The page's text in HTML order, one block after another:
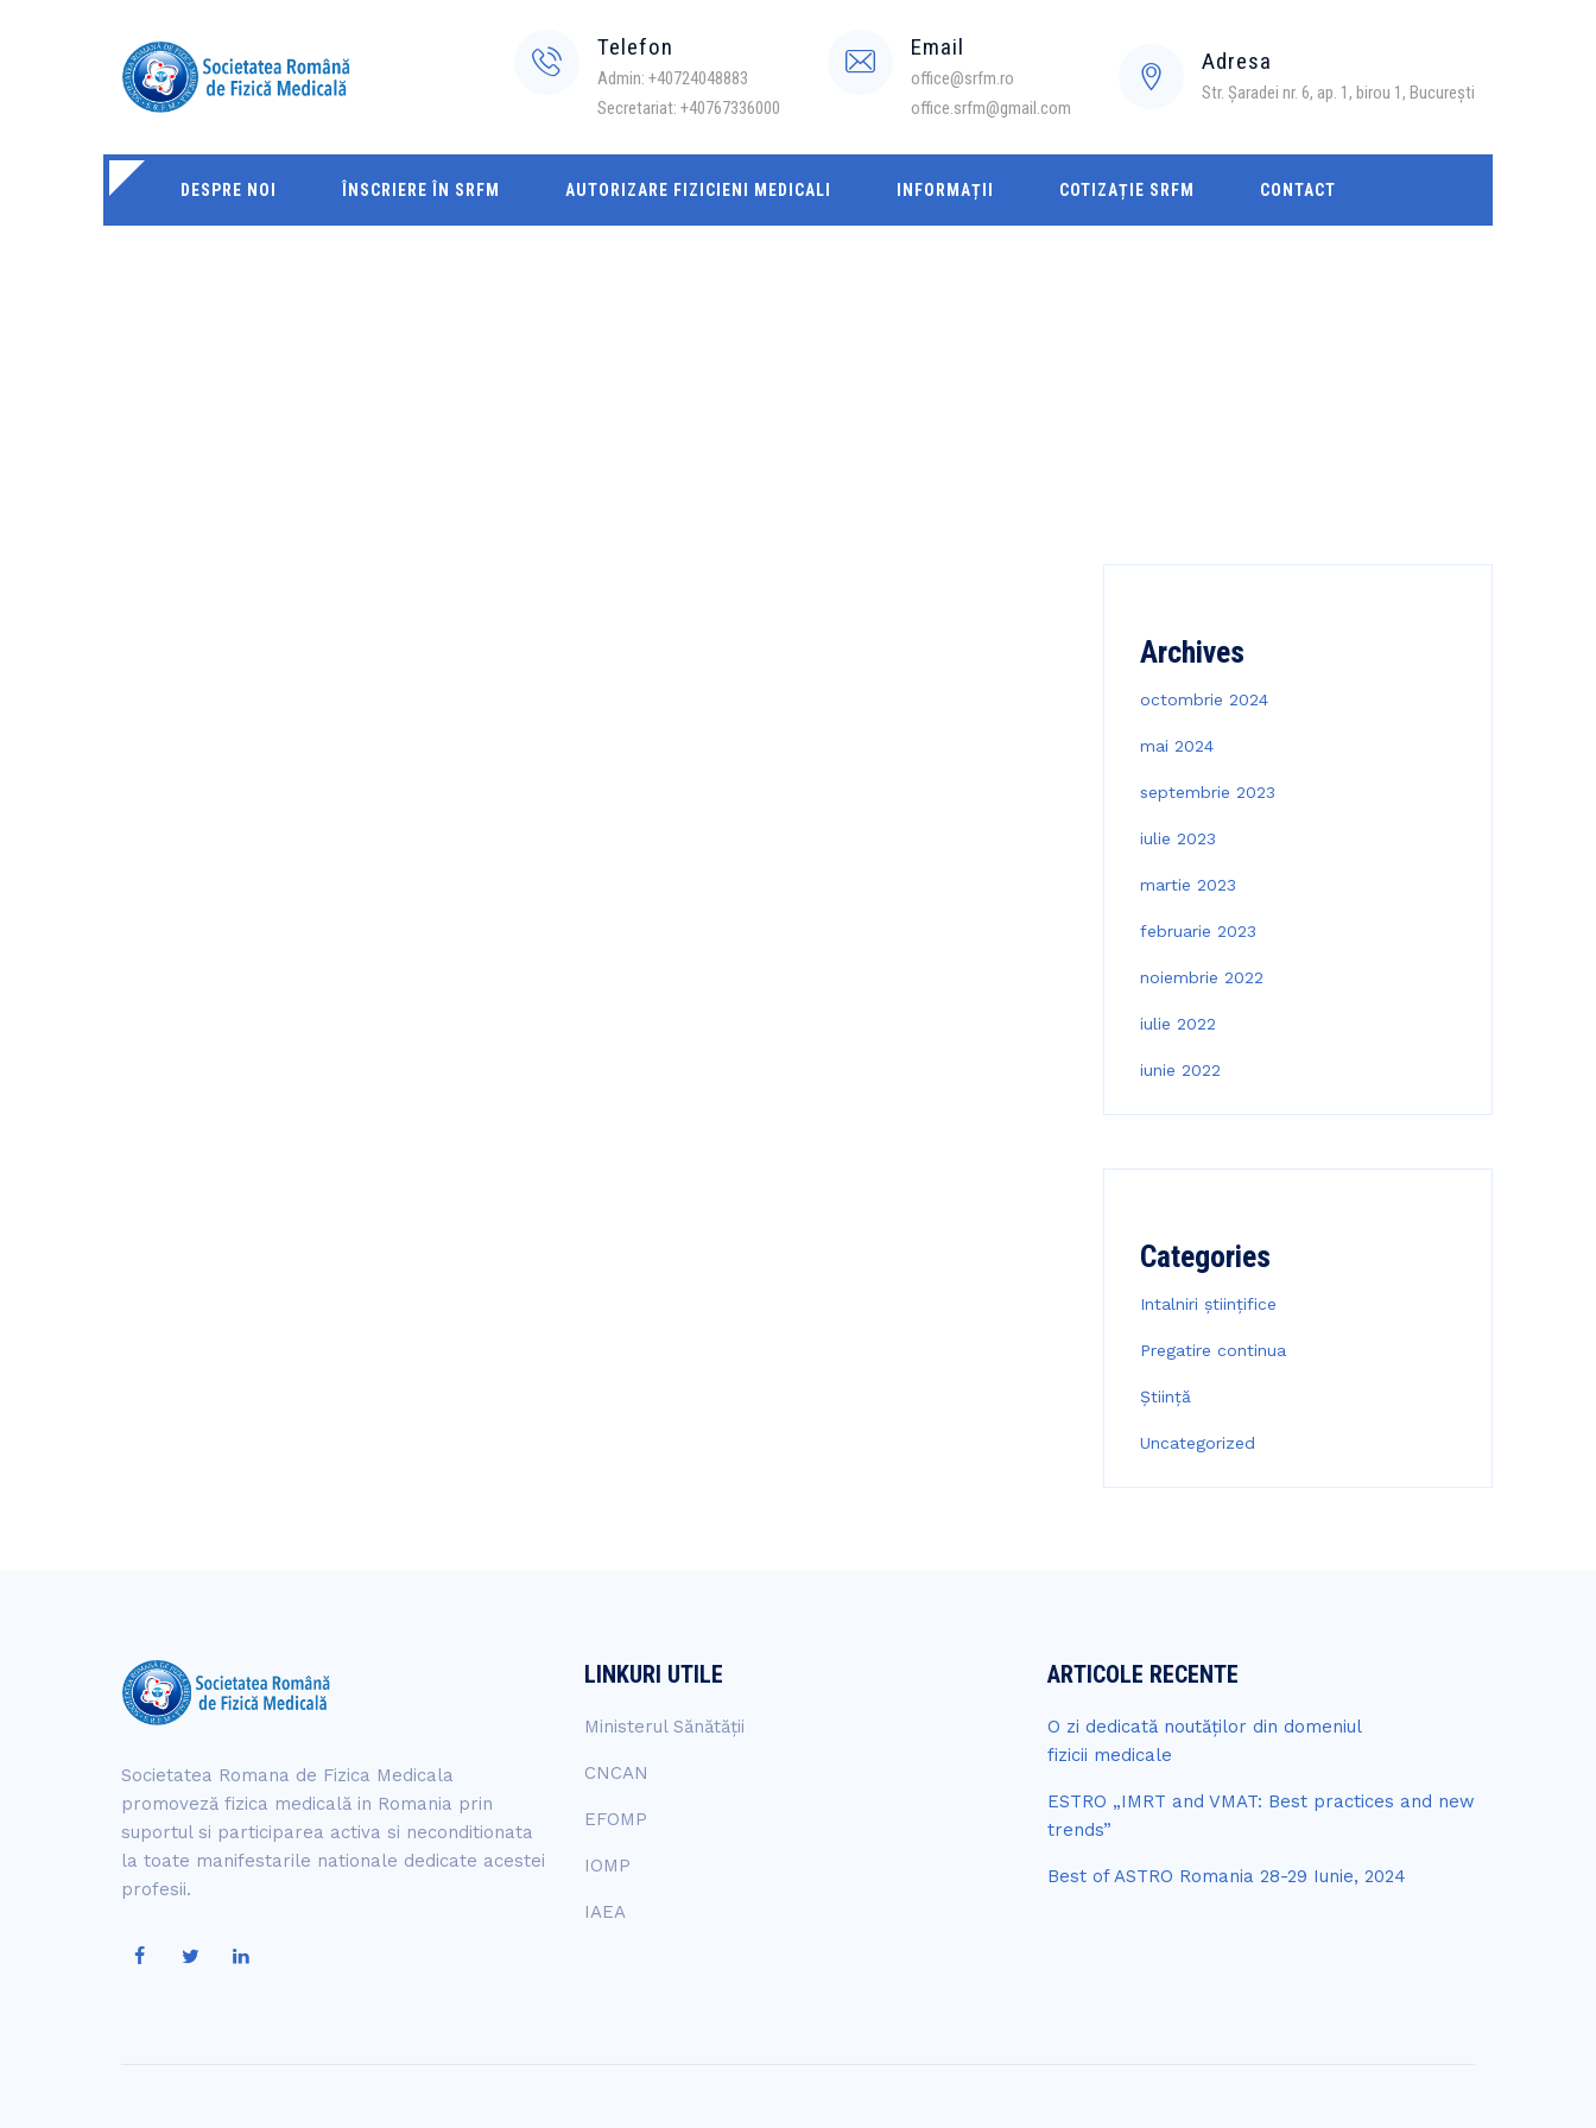
Telefon
Admin: +40724048883
Secretariat: +40767336000
Email
office@srfm.ro
office.srfm@gmail.com
Adresa
Str. Șaradei nr. 6, ap. 1, birou 1, București
DESPRE NOI ÎNSCRIERE ÎN SRFM AUTORIZARE FIZICIENI MEDICALI INFORMAȚII COTIZAȚIE SRFM CONTACT
Archives
octombrie 2024
mai 2024
septembrie 2023
iulie 2023
martie 2023
februarie 2023
noiembrie 2022
iulie 2022
iunie 2022
Categories
Intalniri științifice
Pregatire continua
Știință
Uncategorized
Societatea Romana de Fizica Medicala
promoveză fizica medicală in Romania prin
suportul si participarea activa si neconditionata
la toate manifestarile nationale dedicate acestei
profesii.
LINKURI UTILE
Ministerul Sănătății
CNCAN
EFOMP
IOMP
IAEA
ARTICOLE RECENTE
O zi dedicată noutăților din domeniul
fizicii medicale
ESTRO „IMRT and VMAT: Best practices and new
trends”
Best of ASTRO Romania 28-29 Iunie, 2024